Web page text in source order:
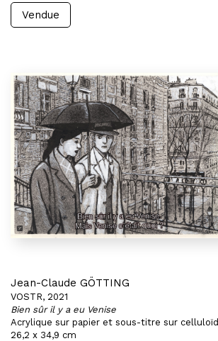
Vendue
Jean-Claude GÖTTING
VOSTR, 2021
Bien sûr il y a eu Venise
Acrylique sur papier et sous-titre sur celluloïd
26,2 x 34,9 cm